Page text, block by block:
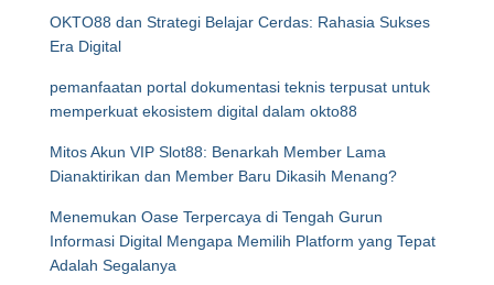
OKTO88 dan Strategi Belajar Cerdas: Rahasia Sukses
Era Digital
pemanfaatan portal dokumentasi teknis terpusat untuk
memperkuat ekosistem digital dalam okto88
Mitos Akun VIP Slot88: Benarkah Member Lama
Dianaktirikan dan Member Baru Dikasih Menang?
Menemukan Oase Terpercaya di Tengah Gurun
Informasi Digital Mengapa Memilih Platform yang Tepat
Adalah Segalanya